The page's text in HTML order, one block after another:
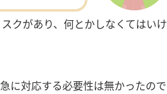
クがあり、何とかしなくてはいけ
に対応する必要性は無かったので